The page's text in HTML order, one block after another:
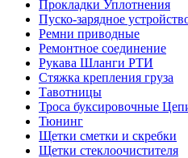
Прокладки Уплотнения
Пуско-зарядное
Ремни приводные
Ремонтное соединение
Рукава Шланги РТИ
Стяжка крепления груза
Тавотницы
Троса буксировочные
Тюнинг
Щетки сметки и скребки
Щетки стеклоочистителя